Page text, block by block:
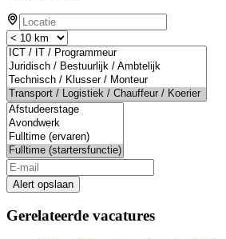
Alert opslaan
Gerelateerde vacatures